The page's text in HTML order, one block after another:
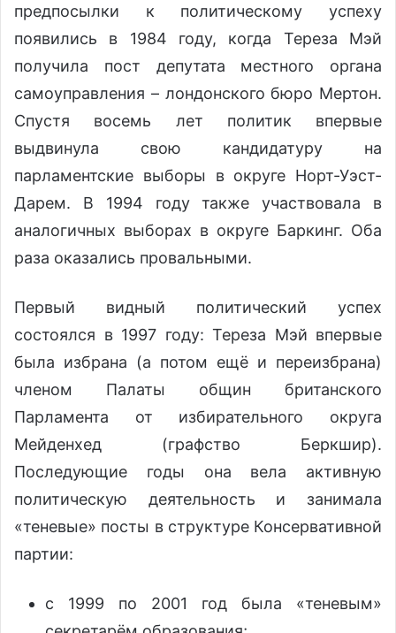
предпосылки к политическому успеху
появились в 1984 году, когда Тереза Мэй
получила пост депутата местного органа
самоуправления – лондонского бюро Мертон.
Спустя восемь лет политик впервые
выдвинула свою кандидатуру на
парламентские выборы в округе Норт-Уэст-
Дарем. В 1994 году также участвовала в
аналогичных выборах в округе Баркинг. Оба
раза оказались провальными.
Первый видный политический успех
состоялся в 1997 году: Тереза Мэй впервые
была избрана (а потом ещё и переизбрана)
членом Палаты общин британского
Парламента от избирательного округа
Мейденхед (графство Беркшир).
Последующие годы она вела активную
политическую деятельность и занимала
«теневые» посты в структуре Консервативной
партии:
с 1999 по 2001 год была «теневым»